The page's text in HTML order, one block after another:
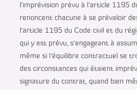
l’imprévision prévu à l’article 1195
renoncent chacune à se prévaloir
l’article 1195 du Code civil et du
qui y est prévu, s’engageant à
même si l’équilibre contractuel se
des circonstances qui étaient
signature du contrat, quand bien